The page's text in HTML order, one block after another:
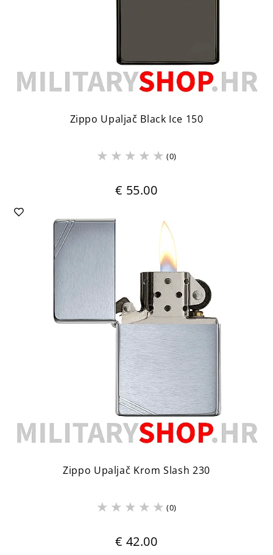
Zippo Upaljač Black Ice 150
(0)
€ 55.00
Zippo Upaljač Krom Slash 230
(0)
€ 42.00